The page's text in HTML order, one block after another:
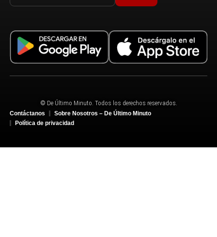
© De Último Minuto. Todos los derechos reservados.
Contáctanos
Sobre Nosotros – De Último Minuto
Política de privacidad